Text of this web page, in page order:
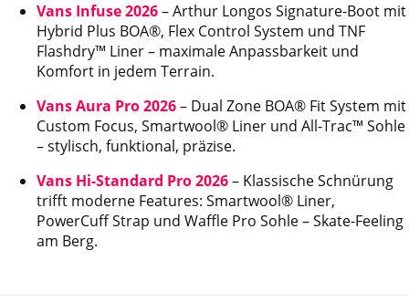
Vans Infuse 2026– Arthur Longos Signature-Boot mit
Hybrid Plus BOA®, Flex Control System und TNF
Flashdry™ Liner – maximale Anpassbarkeit und
Komfort in jedem Terrain.
Vans Aura Pro 2026– Dual Zone BOA® Fit System mit
Custom Focus, Smartwool® Liner und All-Trac™ Sohle
– stylisch, funktional, präzise.
Vans Hi-Standard Pro 2026– Klassische Schnürung
trifft moderne Features: Smartwool® Liner,
PowerCuff Strap und Waffle Pro Sohle – Skate-Feeling
am Berg.